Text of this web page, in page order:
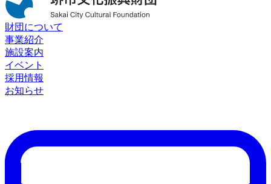
財団について
事業紹介
施設案内
イベント
採用情報
お知らせ